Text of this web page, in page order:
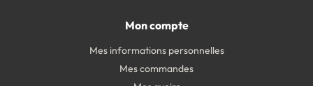
Mon compte
Mes informations personnelles
Mes commandes